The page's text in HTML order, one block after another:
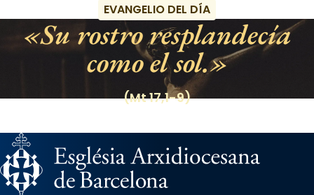
EVANGELIO DEL DÍA
Su rostro resplandecía
como el sol.
(Mt 17,1-9)